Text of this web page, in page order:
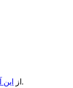
از استفاده کنید.